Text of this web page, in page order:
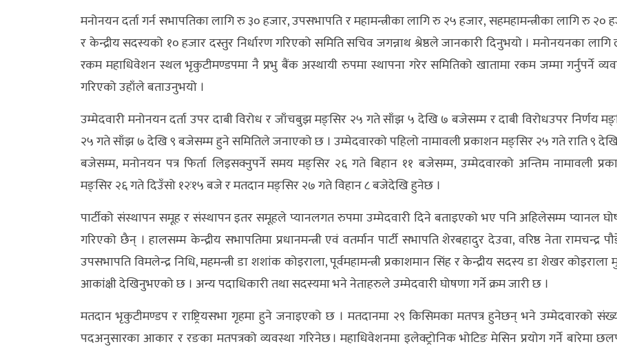
मनोनयन दर्ता गर्न सभापतिका लागि रु ३० हजार, उपसभापति र महामन्त्रीका लागि रु २५ हजार, सहमहामन्त्रीका लागि रु २०
र केन्द्रीय सदस्यको १० हजार दस्तुर निर्धारण गरिएको समिति सचिव जगन्नाथ श्रेष्ठले जानकारी दिनुभयो । मनोनयनका लागि
रकम महाधिवेशन स्थल भृकुटीमण्डपमा नै प्रभु बैंक अस्थायी रुपमा स्थापना गरेर समितिको खातामा रकम जम्मा गर्नुपर्ने
गरिएको उहाँले बताउनुभयो ।
उम्मेदवारी मनोनयन दर्ता उपर दाबी विरोध र जाँचबुझ मङ्सिर २५ गते साँझ ५ देखि ७ बजेसम्म र दाबी विरोधउपर निर्णय
२५ गते साँझ ७ देखि ९ बजेसम्म हुने समितिले जनाएको छ । उम्मेदवारको पहिलो नामावली प्रकाशन मङ्सिर २५ गते राति ९
बजेसम्म, मनोनयन पत्र फिर्ता लिइसक्नुपर्ने समय मङ्सिर २६ गते बिहान ११ बजेसम्म, उम्मेदवारको अन्तिम नामावली
मङ्सिर २६ गते दिउँसो १२ः१५ बजे र मतदान मङ्सिर २७ गते विहान ८ बजेदेखि हुनेछ ।
पार्टीको संस्थापन समूह र संस्थापन इतर समूहले प्यानलगत रुपमा उम्मेदवारी दिने बताइएको भए पनि अहिलेसम्म प्यानल
गरिएको छैन् । हालसम्म केन्द्रीय सभापतिमा प्रधानमन्त्री एवं वतर्मान पार्टी सभापति शेरबहादुर देउवा, वरिष्ठ नेता रामचन्द्र
उपसभापति विमलेन्द्र निधि, महमन्त्री डा शशांक कोइराला, पूर्वमहामन्त्री प्रकाशमान सिंह र केन्द्रीय सदस्य डा शेखर कोइराला
आकांक्षी देखिनुभएको छ । अन्य पदाधिकारी तथा सदस्यमा भने नेताहरुले उम्मेदवारी घोषणा गर्ने क्रम जारी छ ।
मतदान भृकुटीमण्डप र राष्ट्रियसभा गृहमा हुने जनाइएको छ । मतदानमा २९ किसिमका मतपत्र हुनेछन् भने उम्मेदवारको
पदअनुसारका आकार र रङका मतपत्रको व्यवस्था गरिनेछ । महाधिवेशनमा इलेक्ट्रोनिक भोटिङ मेसिन प्रयोग गर्ने बारेमा